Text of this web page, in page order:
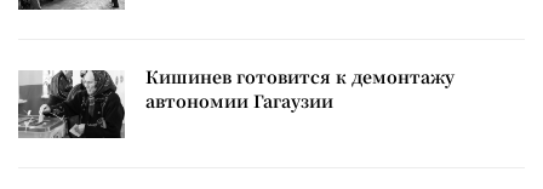
Кишинев готовится к демонтажу
автономии Гагаузии